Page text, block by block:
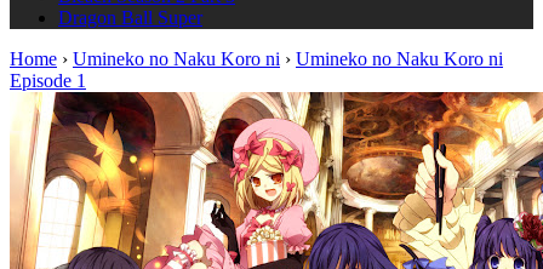
Dragon Ball Super
Home › Umineko no Naku Koro ni › Umineko no Naku Koro ni
Episode 1